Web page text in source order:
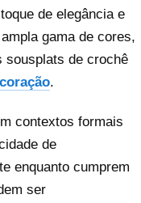
de elegância e
gama de cores,
sousplats de crochê
.
contextos formais
de
enquanto cumprem
ser